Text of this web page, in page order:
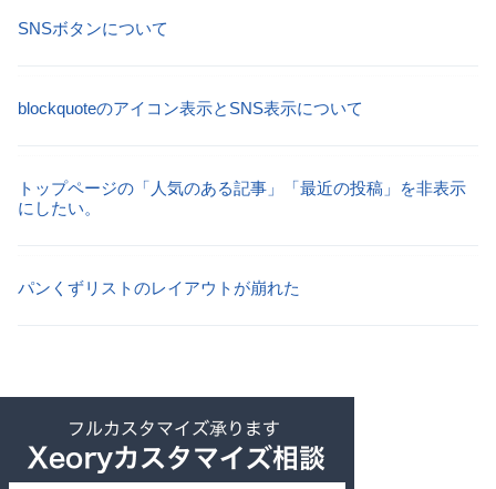
SNSボタンについて
blockquoteのアイコン表示とSNS表示について
トップページの「人気のある記事」「最近の投稿」を非表示
にしたい。
パンくずリストのレイアウトが崩れた